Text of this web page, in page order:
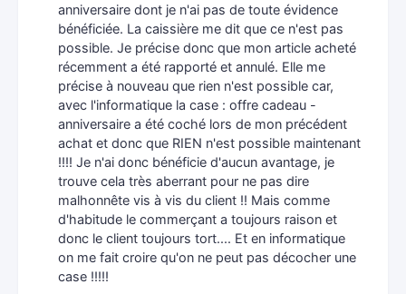
anniversaire dont je n'ai pas de toute évidence
bénéficiée. La caissière me dit que ce n'est pas
possible. Je précise donc que mon article acheté
récemment a été rapporté et annulé. Elle me
précise à nouveau que rien n'est possible car,
avec l'informatique la case : offre cadeau -
anniversaire a été coché lors de mon précédent
achat et donc que RIEN n'est possible maintenant
!!!! Je n'ai donc bénéficie d'aucun avantage, je
trouve cela très aberrant pour ne pas dire
malhonnête vis à vis du client !! Mais comme
d'habitude le commerçant a toujours raison et
donc le client toujours tort.... Et en informatique
on me fait croire qu'on ne peut pas décocher une
case !!!!!